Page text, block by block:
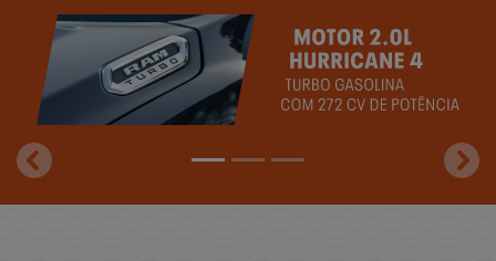
templates.template-
EXPLORE A RAMPAGE EM 360º